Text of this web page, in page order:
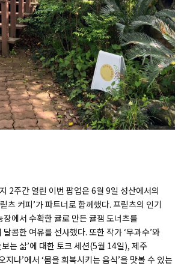
2주간 열린 이번 팝업은 6월 9일 성산에서의
츠 커피’가 파트너로 함께했다. 프릳츠의 인기
장에서 수확한 귤로 만든 귤잼 도너츠를
콤한 여유를 선사했다. 또한 작가 ‘무과수’와
는 삶’에 대한 토크 세션(5월 14일), 제주
지나’에서 ‘몸을 회복시키는 음식’을 맛볼 수 있는